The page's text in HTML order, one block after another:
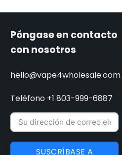
Póngase en contacto
con nosotros
hello@vape4wholesale.com
Teléfono +1 803-999-6887
SUSCRÍBASE A